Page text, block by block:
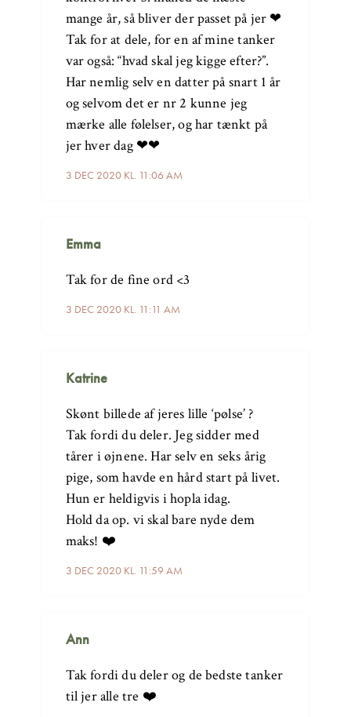
3 DEC 2020 KL. 11:06 AM
mange år, så bliver der passet på jer ❤
Tak for at dele, for en af mine tanker
var også: “hvad skal jeg kigge efter?”.
Har nemlig selv en datter på snart 1 år
og selvom det er nr 2 kunne jeg
mærke alle følelser, og har tænkt på
jer hver dag ❤❤
Emma
3 DEC 2020 KL. 11:11 AM
Tak for de fine ord <3
Katrine
3 DEC 2020 KL. 11:59 AM
Skønt billede af jeres lille ‘pølse’ ?
Tak fordi du deler. Jeg sidder med
tårer i øjnene. Har selv en seks årig
pige, som havde en hård start på livet.
Hun er heldigvis i hopla idag.
Hold da op. vi skal bare nyde dem
maks! ❤️
Ann
Tak fordi du deler og de bedste tanker
til jer alle tre ❤️